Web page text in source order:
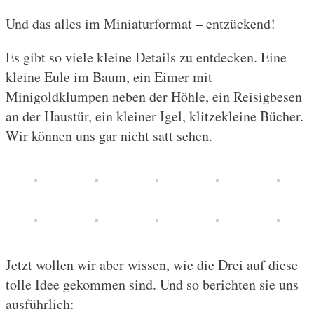
Und das alles im Miniaturformat – entzückend!
Es gibt so viele kleine Details zu entdecken. Eine
kleine Eule im Baum, ein Eimer mit
Minigoldklumpen neben der Höhle, ein Reisigbesen
an der Haustür, ein kleiner Igel, klitzekleine Bücher.
Wir können uns gar nicht satt sehen.
Jetzt wollen wir aber wissen, wie die Drei auf diese
tolle Idee gekommen sind. Und so berichten sie uns
ausführlich: